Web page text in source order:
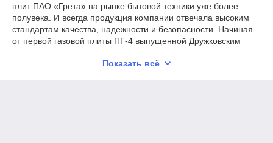
плит ПАО «Грета» на рынке бытовой техники уже более
полувека. И всегда продукция компании отвечала высоким
стандартам качества, надежности и безопасности. Начиная
от первой газовой плиты ПГ-4 выпущенной Дружковским
девиз компании – работать, опережая время. В быстро
Показать всё